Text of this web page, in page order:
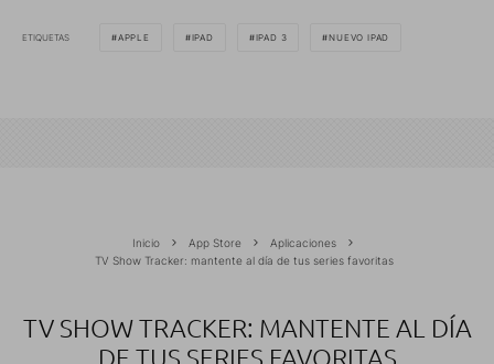
ETIQUETAS APPLE IPAD IPAD 3 NUEVO IPAD
Inicio App Store
Aplicaciones
TV Show Tracker: mantente al día de tus series favoritas
TV SHOW TRACKER: MANTENTE AL DÍA